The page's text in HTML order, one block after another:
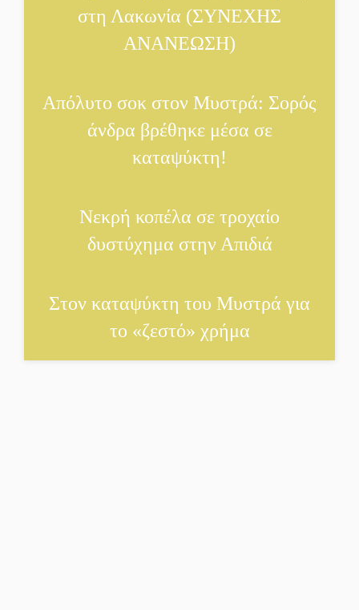
στη Λακωνία (ΣΥΝΕΧΗΣ
ΑΝΑΝΕΩΣΗ)
Απόλυτο σοκ στον Μυστρά: Σορός
άνδρα βρέθηκε μέσα σε
καταψύκτη!
Νεκρή κοπέλα σε τροχαίο
δυστύχημα στην Απιδιά
Στον καταψύκτη του Μυστρά για
το «ζεστό» χρήμα